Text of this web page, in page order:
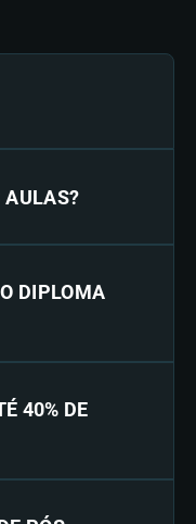
AULAS?
DIPLOMA
40% DE